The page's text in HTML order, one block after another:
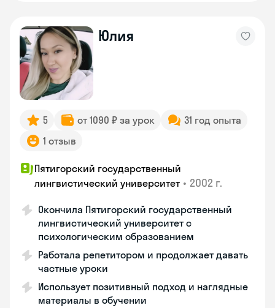
Юлия
5 от 1090 ₽ за урок
31 год опыта
1 отзыв
Пятигорский государственный
лингвистический университет • 2002 г.
Окончила Пятигорский государственный
лингвистический университет с
психологическим образованием
Работала репетитором и продолжает давать
частные уроки
Использует позитивный подход и наглядные
материалы в обучении